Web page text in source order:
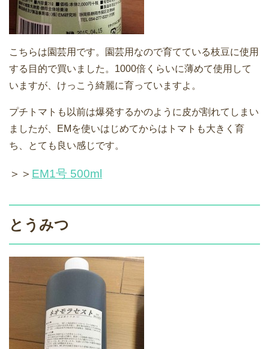
こちらは園芸用です。園芸用なので育てている枝豆に使用
する目的で買いました。1000倍くらいに薄めて使用して
いますが、けっこう綺麗に育っていますよ。
プチトマトも以前は爆発するかのように皮が割れてしまい
ましたが、EMを使いはじめてからはトマトも大きく育
ち、とても良い感じです。
＞＞ EM1号 500ml
とうみつ